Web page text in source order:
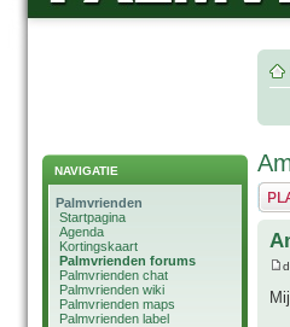
NAVIGATIE
Palmvrienden
Startpagina
Agenda
Kortingskaart
Palmvrienden forums
Palmvrienden chat
Palmvrienden wiki
Palmvrienden maps
Palmvrienden label